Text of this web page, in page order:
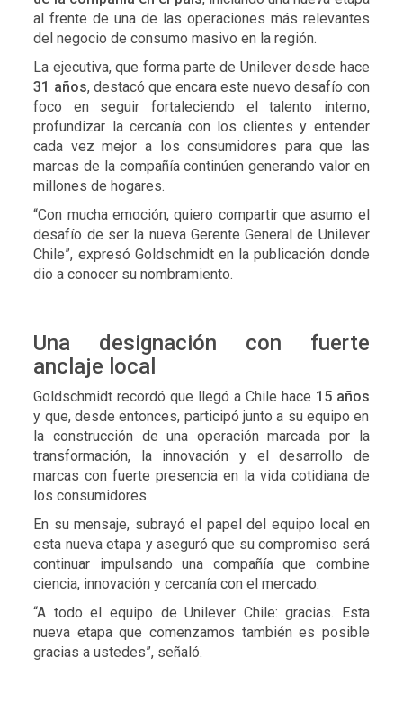
al frente de una de las operaciones más relevantes
del negocio de consumo masivo en la región.
La ejecutiva, que forma parte de Unilever desde hace
31 años, destacó que encara este nuevo desafío con
foco en seguir fortaleciendo el talento interno,
profundizar la cercanía con los clientes y entender
cada vez mejor a los consumidores para que las
marcas de la compañía continúen generando valor en
millones de hogares.
“Con mucha emoción, quiero compartir que asumo el
desafío de ser la nueva Gerente General de Unilever
Chile”, expresó Goldschmidt en la publicación donde
dio a conocer su nombramiento.
Una designación con fuerte
anclaje local
Goldschmidt recordó que llegó a Chile hace 15 años
y que, desde entonces, participó junto a su equipo en
la construcción de una operación marcada por la
transformación, la innovación y el desarrollo de
marcas con fuerte presencia en la vida cotidiana de
los consumidores.
En su mensaje, subrayó el papel del equipo local en
esta nueva etapa y aseguró que su compromiso será
continuar impulsando una compañía que combine
ciencia, innovación y cercanía con el mercado.
“A todo el equipo de Unilever Chile: gracias. Esta
nueva etapa que comenzamos también es posible
gracias a ustedes”, señaló.